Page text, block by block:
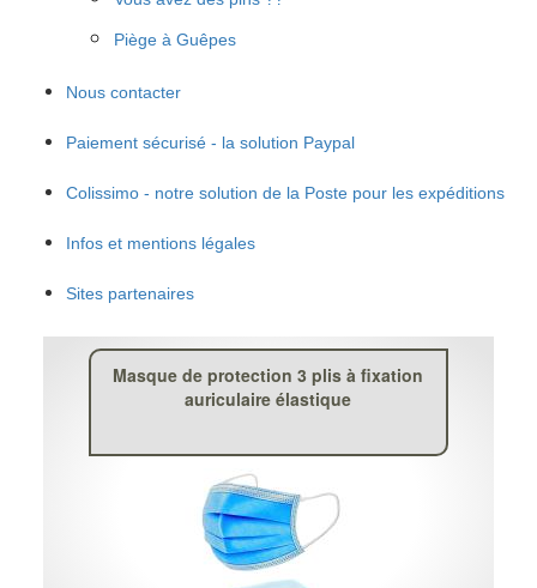
Piège à Guêpes
Nous contacter
Paiement sécurisé - la solution Paypal
Colissimo - notre solution de la Poste pour les expéditions
Infos et mentions légales
Sites partenaires
Masque de protection 3 plis à fixation
auriculaire élastique